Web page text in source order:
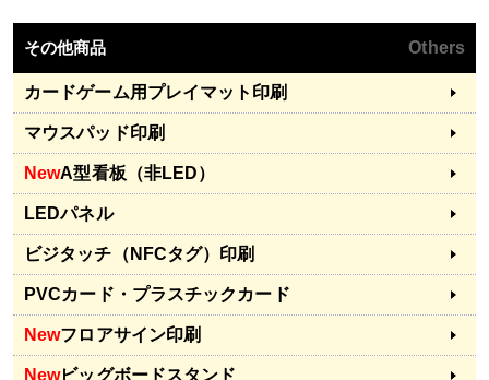
その他商品 Others
カードゲーム用プレイマット印刷
マウスパッド印刷
NewA型看板（非LED）
LEDパネル
ビジタッチ（NFCタグ）印刷
PVCカード・プラスチックカード
Newフロアサイン印刷
Newビッグボードスタンド